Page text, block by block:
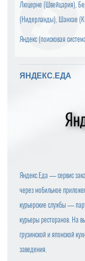
Люцерне (Швейцария),
(Нидерланды), Шанхае
Яндекс (поисковая
ЯНДЕКС.ЕДА
Яндекс.Еда — сервис
через мобильное
курьерские службы —
курьеры ресторанов. На
грузинской и японской
заведения.